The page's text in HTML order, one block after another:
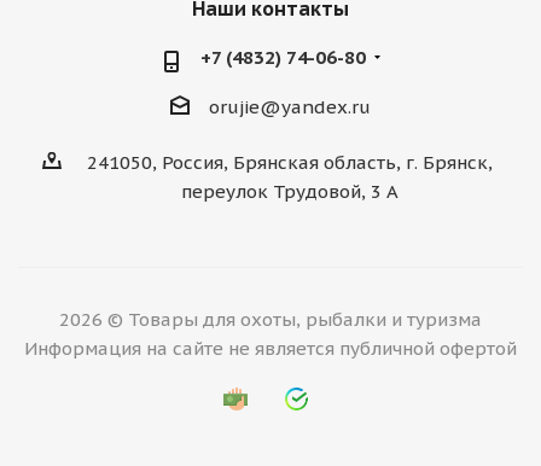
Наши контакты
+7 (4832) 74-06-80
orujie@yandex.ru
241050, Россия, Брянская область, г. Брянск,
переулок Трудовой, 3 А
2026 © Товары для охоты, рыбалки и туризма
Информация на сайте не является публичной офертой